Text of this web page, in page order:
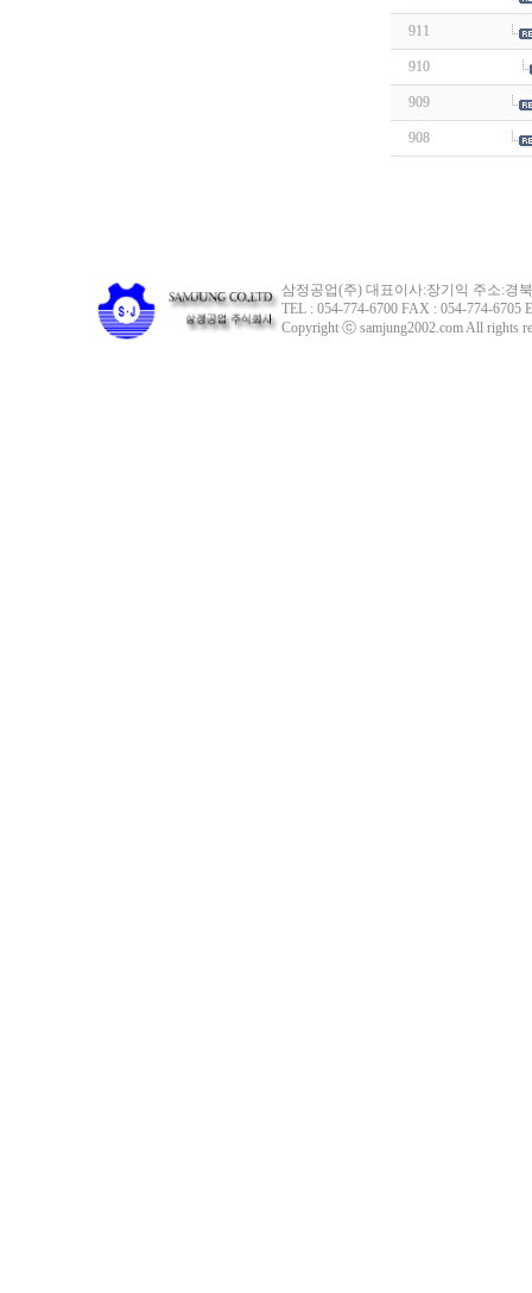
911
910
909
908
삼정공업(주) 대표이사:장기익 주소:경
TEL : 054-774-6700 FAX : 054-774-6705
Copyright ⓒ samjung2002.com All rights